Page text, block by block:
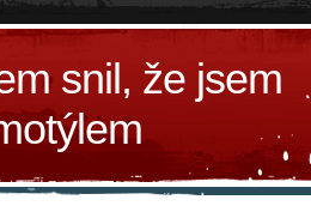
snil, že jsem